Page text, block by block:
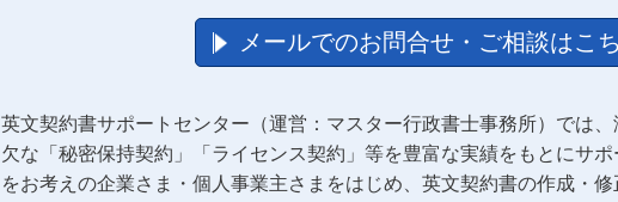
メールでのお問合せ・ご相談はこ
英文契約書サポートセンター（運営：マスター行政書士事務所）では、
欠な「秘密保持契約」「ライセンス契約」等を豊富な実績をもとにサ
をお考えの企業さま・個人事業主さまをはじめ、英文契約書の作成・